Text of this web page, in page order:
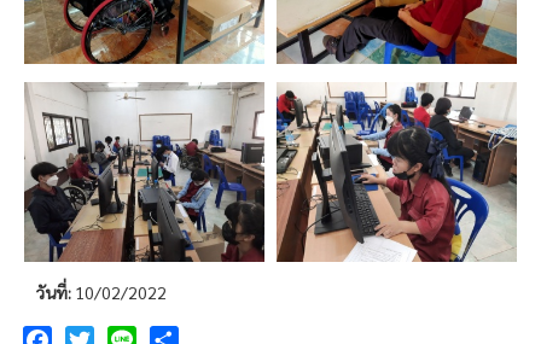
วันที่: 10/02/2022
FacebookTwitterLine